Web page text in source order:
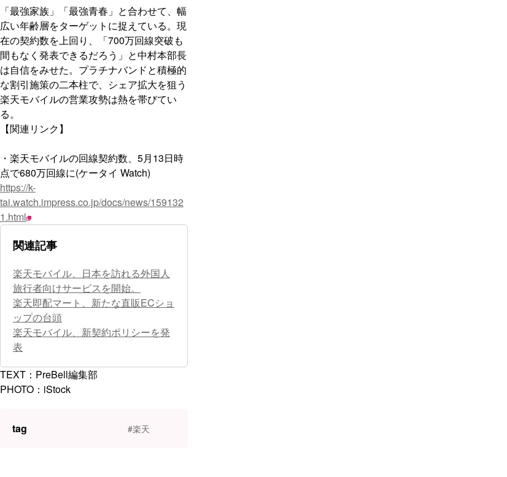
「最強家族」「最強青春」と合わせて、幅
広い年齢層をターゲットに捉えている。現
在の契約数を上回り、「700万回線突破も
間もなく発表できるだろう」と中村本部長
は自信をみせた。プラチナバンドと積極的
な割引施策の二本柱で、シェア拡大を狙う
楽天モバイルの営業攻勢は熱を帯びてい
る。
【関連リンク】
・楽天モバイルの回線契約数、5月13日時
点で680万回線に(ケータイ Watch)
https://k-
tai.watch.impress.co.jp/docs/news/159132
1.html
関連記事
楽天モバイル、日本を訪れる外国人
旅行者向けサービスを開始。
楽天即配マート、新たな直販ECショ
ップの台頭
楽天モバイル、新契約ポリシーを発
表
TEXT：PreBell編集部
PHOTO：iStock
tag #楽天